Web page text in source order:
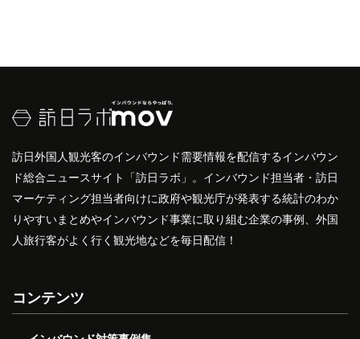
訪日外国人観光客のインバウンド需要情報を配信するインバウン
ド総合ニュースサイト「訪日ラボ」。インバウンド担当者・訪日
マーケティング担当者向けに政府や観光庁が発表する統計のわか
りやすいまとめやインバウンド事業に取り組む企業の事例、外国
人旅行客がよく行く観光地などを毎日配信！
コンテンツ